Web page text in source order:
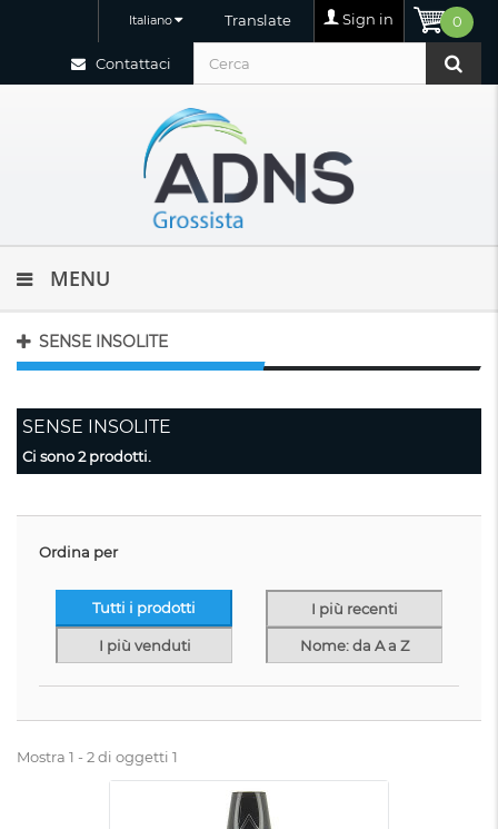
0
Sign in
Translate
Italiano
Contattaci
MENU
SENSE INSOLITE
SENSE INSOLITE
Ci sono 2 prodotti.
Ordina per
Tutti i prodotti I più recenti
I più venduti Nome: da A a Z
Mostra 1 - 2 di oggetti 1